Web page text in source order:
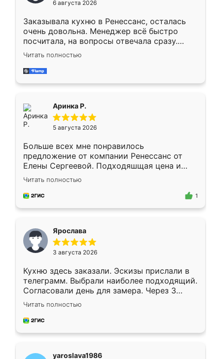
мебели буду заказывать только здесь.
6 августа 2026
Заказывала кухню в Ренессанс, осталась
очень довольна. Менеджер всё быстро
посчитала, на вопросы отвечала сразу.
Замерщик приехал в субботу, подошёл к
делу со всей ответственностью. Собрали
за день, ребята работали аккуратно, даже
Читать полностью
Аринка Р.
5 августа 2026
Больше всех мне понравилось
предложение от компании Ренессанс от
Елены Сергеевой. Подходяшщая цена и
короткие сроки изготовления. Приехавший
для замера сотрудник Владислав
предложил по моему эскизу самый
Читать полностью
1
Ярослава
3 августа 2026
Кухню здесь заказали. Эскизы прислали в
телеграмм. Выбрали наиболее подходящий.
Согласовали день для замера. Через 3
недели кухня была уже готова. Остались
довольны работой. Спасибо Ренессанс
мебель за качественную работу!
Читать полностью
yaroslava1986